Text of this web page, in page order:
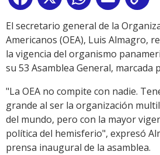
El secretario general de la
Americanos (OEA), Luis Almagro,
la vigencia del organismo
su 53 Asamblea General, marcada
"La OEA no compite con nadie.
grande al ser la organización
del mundo, pero con la mayor
política del hemisferio", expresó
prensa inaugural de la asamblea.